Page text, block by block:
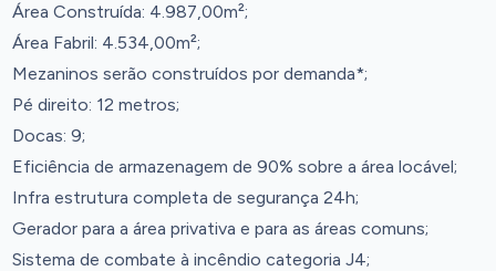
Área Construída: 4.987,00m²;
Área Fabril: 4.534,00m²;
Mezaninos serão construídos por demanda*;
Pé direito: 12 metros;
Docas: 9;
Eficiência de armazenagem de 90% sobre a área locável;
Infra estrutura completa de segurança 24h;
Gerador para a área privativa e para as áreas comuns;
Sistema de combate à incêndio categoria J4;